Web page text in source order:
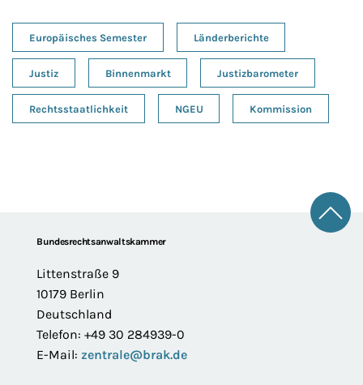
Europäisches Semester Länderberichte
Justiz Binnenmarkt Justizbarometer
Rechtsstaatlichkeit NGEU Kommission
FooterBundesrechtsanwaltskammer
Littenstraße 9
10179 Berlin
Deutschland
Telefon: +49 30 284939-0
E-Mail: zentrale@brak.de